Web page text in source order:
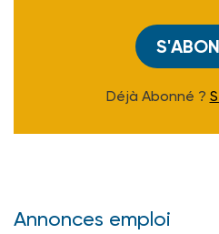
Déjà Abonné ?
Annonces emploi